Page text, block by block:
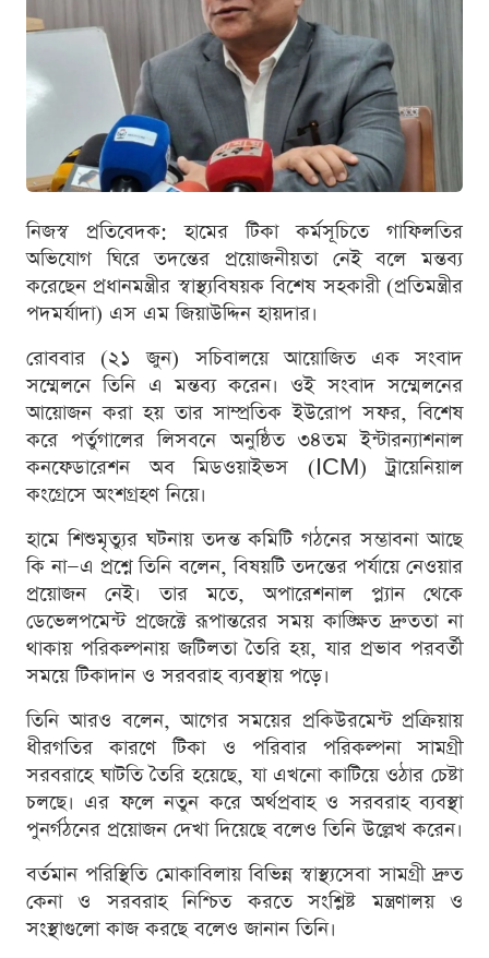
নিজস্ব প্রতিবেদক: হামের টিকা কর্মসূচিতে গাফিলতির
অভিযোগ ঘিরে তদন্তের প্রয়োজনীয়তা নেই বলে মন্তব্য
করেছেন প্রধানমন্ত্রীর স্বাস্থ্যবিষয়ক বিশেষ সহকারী (প্রতিমন্ত্রীর
পদমর্যাদা) এস এম জিয়াউদ্দিন হায়দার।
রোববার (২১ জুন) সচিবালয়ে আয়োজিত এক সংবাদ
সম্মেলনে তিনি এ মন্তব্য করেন। ওই সংবাদ সম্মেলনের
আয়োজন করা হয় তার সাম্প্রতিক ইউরোপ সফর, বিশেষ
করে পর্তুগালের লিসবনে অনুষ্ঠিত ৩৪তম ইন্টারন্যাশনাল
কনফেডারেশন অব মিডওয়াইভস (ICM) ট্রায়েনিয়াল
কংগ্রেসে অংশগ্রহণ নিয়ে।
হামে শিশুমৃত্যুর ঘটনায় তদন্ত কমিটি গঠনের সম্ভাবনা আছে
কি না—এ প্রশ্নে তিনি বলেন, বিষয়টি তদন্তের পর্যায়ে নেওয়ার
প্রয়োজন নেই। তার মতে, অপারেশনাল প্ল্যান থেকে
ডেভেলপমেন্ট প্রজেক্টে রূপান্তরের সময় কাঙ্ক্ষিত দ্রুততা না
থাকায় পরিকল্পনায় জটিলতা তৈরি হয়, যার প্রভাব পরবর্তী
সময়ে টিকাদান ও সরবরাহ ব্যবস্থায় পড়ে।
তিনি আরও বলেন, আগের সময়ের প্রকিউরমেন্ট প্রক্রিয়ায়
ধীরগতির কারণে টিকা ও পরিবার পরিকল্পনা সামগ্রী
সরবরাহে ঘাটতি তৈরি হয়েছে, যা এখনো কাটিয়ে ওঠার চেষ্টা
চলছে। এর ফলে নতুন করে অর্থপ্রবাহ ও সরবরাহ ব্যবস্থা
পুনর্গঠনের প্রয়োজন দেখা দিয়েছে বলেও তিনি উল্লেখ করেন।
বর্তমান পরিস্থিতি মোকাবিলায় বিভিন্ন স্বাস্থ্যসেবা সামগ্রী দ্রুত
কেনা ও সরবরাহ নিশ্চিত করতে সংশ্লিষ্ট মন্ত্রণালয় ও
সংস্থাগুলো কাজ করছে বলেও জানান তিনি।